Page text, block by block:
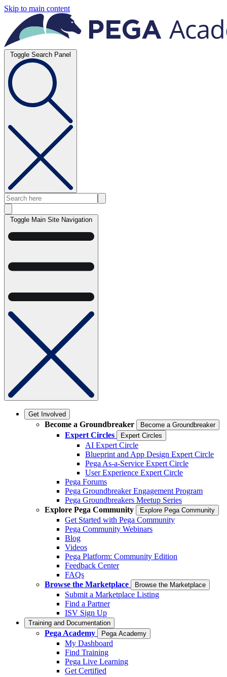
Skip to main content
Toggle Search Panel
Toggle Main Site Navigation
Get Involved
Become a Groundbreaker Become a Groundbreaker
Expert Circles Expert Circles
AI Expert Circle
Blueprint and App Design Expert Circle
Pega As-a-Service Expert Circle
User Experience Expert Circle
Pega Forums
Pega Groundbreaker Engagement Program
Pega Groundbreakers Meetup Series
Explore Pega Community
Explore Pega Community
Get Started with Pega Community
Pega Community Webinars
Blog
Videos
Pega Platform: Community Edition
Feedback Center
FAQs
Browse the Marketplace
Browse the Marketplace
Submit a Marketplace Listing
Find a Partner
ISV Sign Up
Training and Documentation
Pega Academy Pega Academy
My Dashboard
Find Training
Pega Live Learning
Get Certified